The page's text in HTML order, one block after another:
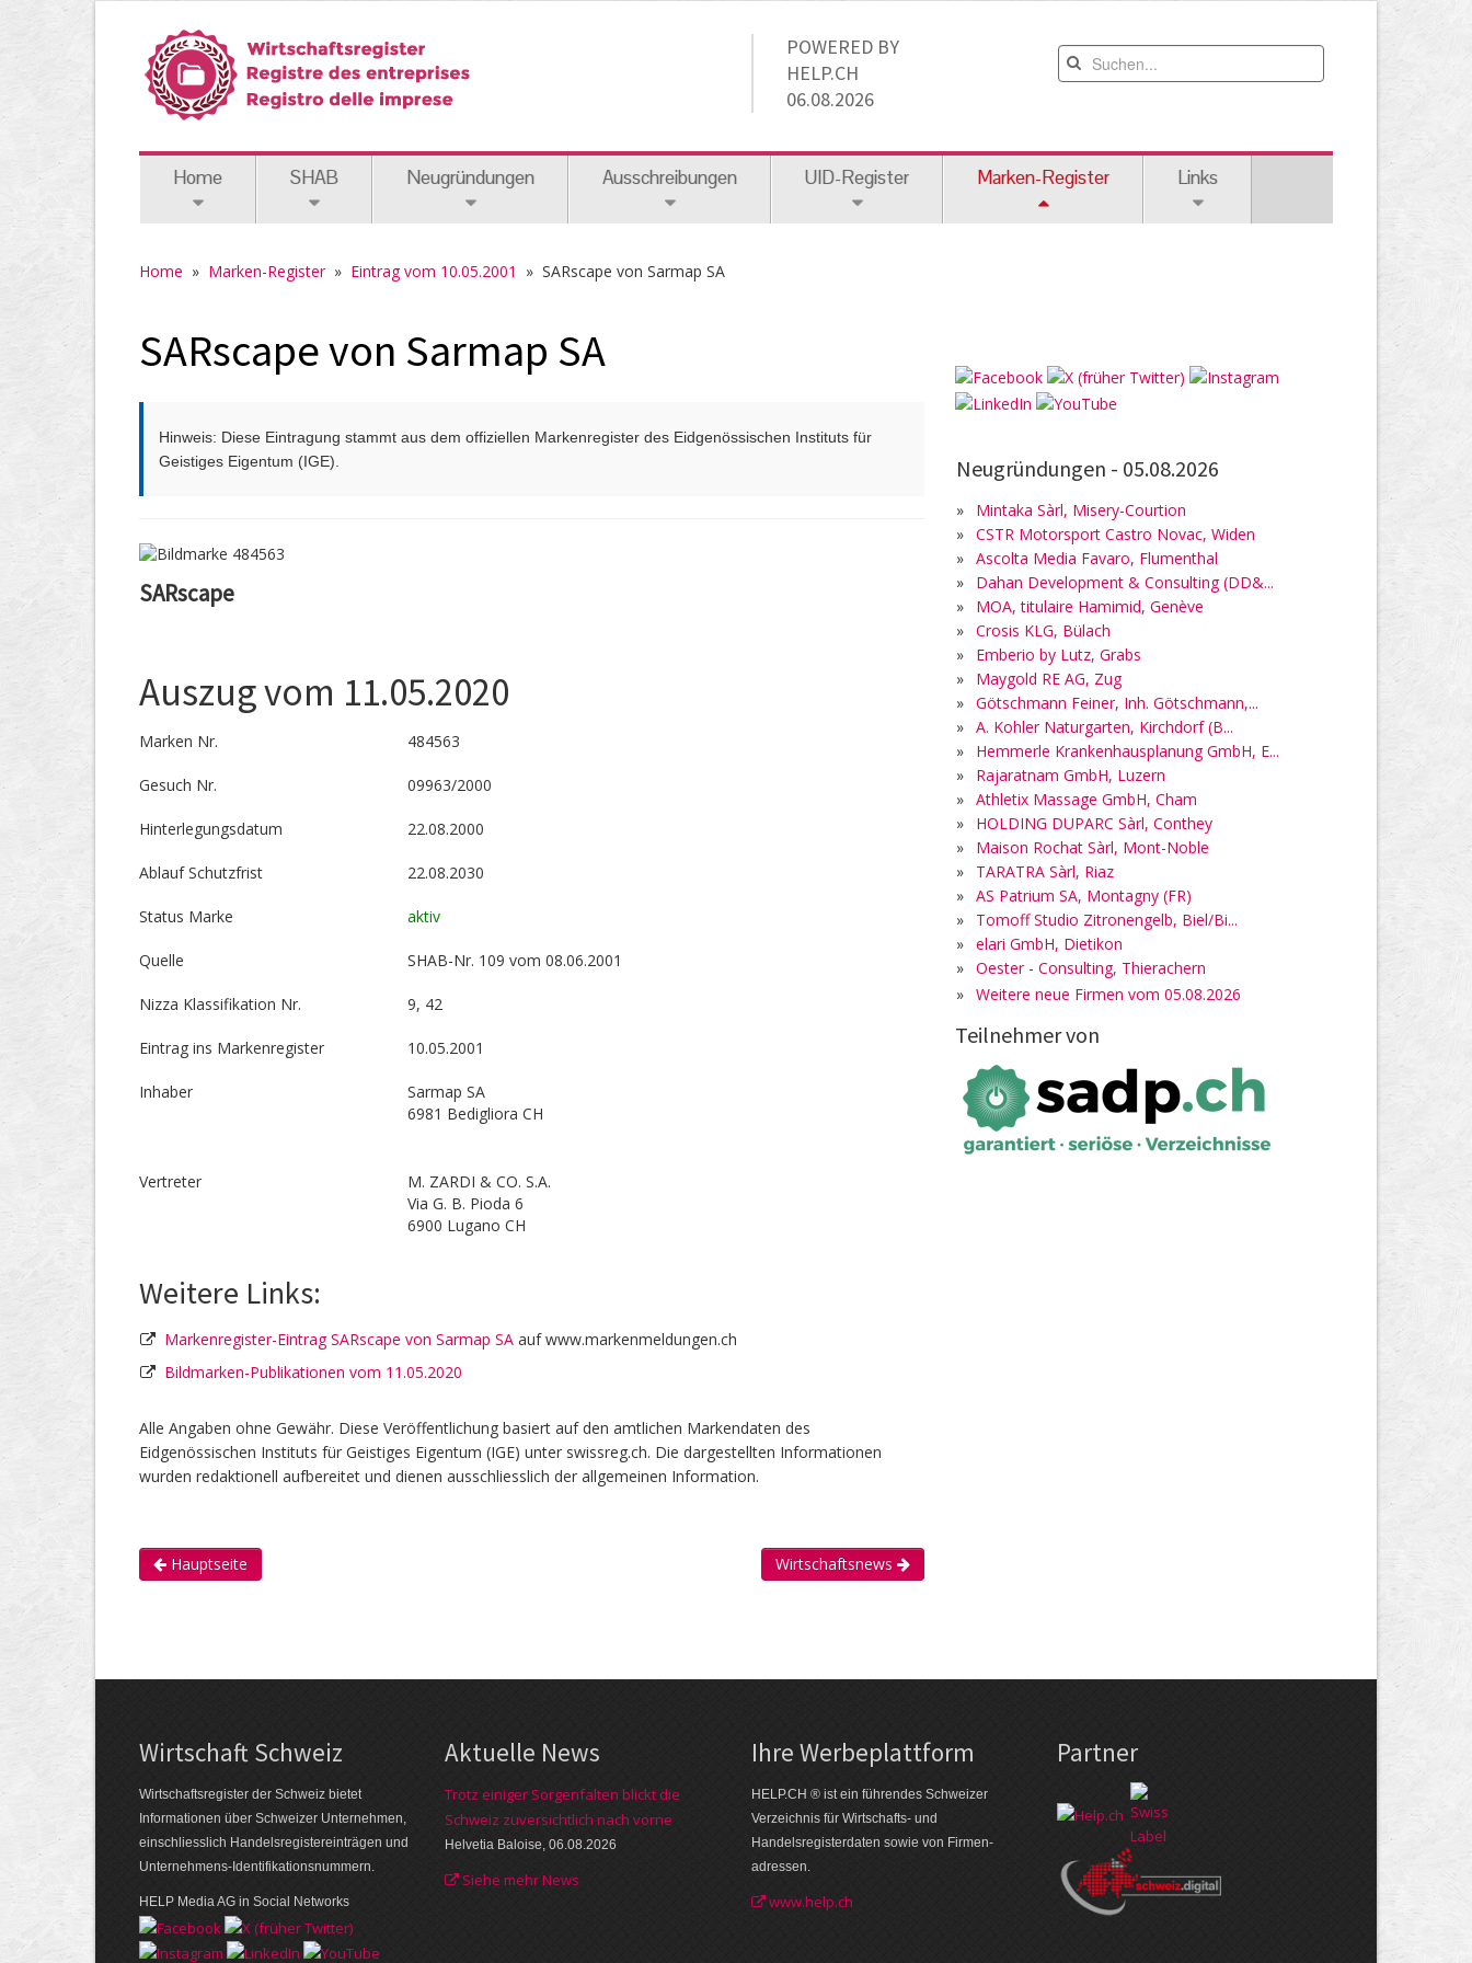
POWERED BY
HELP.CH
06.08.2026
Home SHAB Neugründungen Ausschreibungen UID-Register Marken-Register Links
Home » Marken-Register» Eintrag vom 10.05.2001 » SARscape von Sarmap SA
SARscape von Sarmap SA
Hinweis: Diese Eintragung stammt aus dem offiziellen Markenregister des Eidgenössischen Instituts für
Geistiges Eigentum (IGE).
SARscape
Auszug vom 11.05.2020
Marken Nr. 484563
Gesuch Nr. 09963/2000
Hinterlegungs­datum 22.08.2000
Ablauf Schutzfrist 22.08.2030
Status Marke aktiv
Quelle SHAB-Nr. 109 vom 08.06.2001
Nizza Klassifikation Nr. 9, 42
Eintrag ins Markenregister 10.05.2001
Inhaber
Sarmap SA
6981 Bedigliora CH
Vertreter
M. ZARDI & CO. S.A.
Via G. B. Pioda 6
6900 Lugano CH
Weitere Links:
Markenregister-Eintrag SARscape von Sarmap SA auf www.markenmeldungen.ch
Bildmarken-Publikationen vom 11.05.2020
Alle Angaben ohne Gewähr. Diese Veröffentlichung basiert auf den amtlichen Markendaten des
Eidgenössischen Instituts für Geistiges Eigentum (IGE) unter swissreg.ch. Die dargestellten Informationen
wurden redaktionell aufbereitet und dienen ausschliesslich der allgemeinen Information.
Hauptseite Wirtschaftsnews
Neugründungen - 05.08.2026
»
Mintaka Sàrl, Misery-Courtion
» CSTR Motorsport Castro Novac, Widen
» Ascolta Media Favaro, Flumenthal
»
Dahan Development & Consulting (DD&...
»
MOA, titulaire Hamimid, Genève
» Crosis KLG, Bülach
»
Emberio by Lutz, Grabs
»
Maygold RE AG, Zug
» Götschmann Feiner, Inh. Götschmann,...
» A. Kohler Naturgarten, Kirchdorf (B...
»
Hemmerle Krankenhausplanung GmbH, E...
»
Rajaratnam GmbH, Luzern
» Athletix Massage GmbH, Cham
»
HOLDING DUPARC Sàrl, Conthey
»
Maison Rochat Sàrl, Mont-Noble
»
TARATRA Sàrl, Riaz
» AS Patrium SA, Montagny (FR)
»
Tomoff Studio Zitronengelb, Biel/Bi...
» elari GmbH, Dietikon
» Oester - Consulting, Thierachern
» Weitere neue Firmen vom 05.08.2026
Teilnehmer von
Wirtschaft Schweiz
Wirtschaftsregister der Schweiz bietet
Informationen über Schweizer Unternehmen,
einschliesslich Handelsregistereinträgen und
Unternehmens-Identifikationsnummern.
HELP Media AG in Social Networks
Aktuelle News
Trotz einiger Sorgenfalten blickt die
Schweiz zuversichtlich nach vorne
Helvetia Baloise, 06.08.2026
Siehe mehr News
Ihre Werbe­plattform
HELP.CH ® ist ein führendes Schweizer
Verzeichnis für Wirtschafts- und
Handelsregisterdaten sowie von Firmen­
adressen.
www.help.ch
Partner